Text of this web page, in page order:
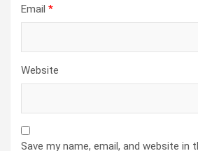
Email *
Website
Save my name, email, and website in